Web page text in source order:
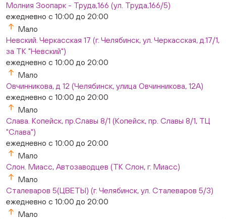
Молния Зоопарк - Труда,166 (ул. Труда,166/5)
ежедневно с 10:00 до 20:00
Мало
Невский. Черкасская 17 (г. Челябинск, ул. Черкасская, д.17/1,
за ТК "Невский")
ежедневно с 10:00 до 20:00
Мало
Овчинникова, д 12 (Челябинск, улица Овчинникова, 12А)
ежедневно с 10:00 до 20:00
Мало
Слава. Копейск, пр.Славы 8/1 (Копейск, пр. Славы 8/1, ТЦ
"Слава")
ежедневно с 10:00 до 20:00
Мало
Слон. Миасс, Автозаводцев (ТК Слон, г. Миасс)
Мало
Сталеваров 5(ЦВЕТЫ) (г. Челябинск, ул. Сталеваров 5/3)
ежедневно с 10:00 до 20:00
Мало